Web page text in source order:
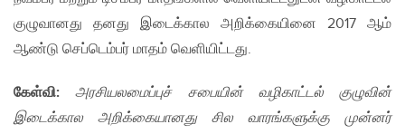
குழுவானது தனது இடைக்கால அறிக்கையினை 2017 ஆம்
ஆண்டு செப்டெம்பர் மாதம் வெளியிட்டது.​
கேள்வி:அரசியலமைப்புச் சபையின் வழிகாட்டல் குழுவின்
இடைக்கால அறிக்கையானது சில வாரங்களுக்கு முன்னர்